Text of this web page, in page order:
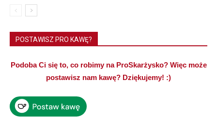
POSTAWISZ PRO KAWĘ?
Podoba Ci się to, co robimy na ProSkarżysko? Więc może
postawisz nam kawę? Dziękujemy! :)